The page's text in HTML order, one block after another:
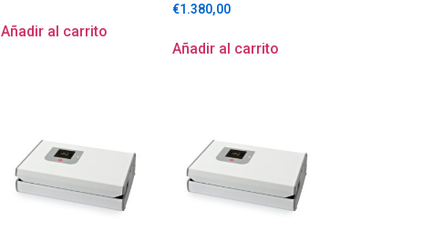
Añadir al carrito
€1.380,00
Añadir al carrito